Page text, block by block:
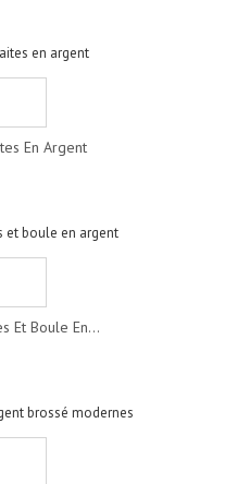
En Argent
Et Boule En...